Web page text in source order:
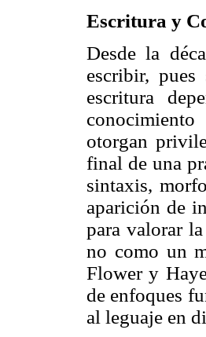
Escritura y
Desde la
escribir,
escritura
otorgan
final de una
sintaxis,
aparición de
para valorar
no como un
Flower y
de enfoques
al leguaje en